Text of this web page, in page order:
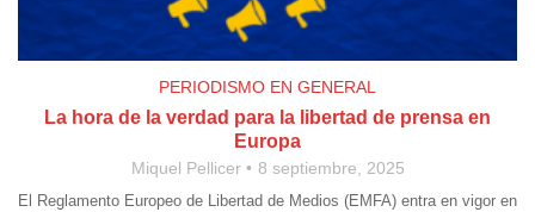
PERIODISMO EN GENERAL
La hora de la verdad para la libertad de prensa en
Europa
Miquel Pellicer 8 septiembre, 2025
El Reglamento Europeo de Libertad de Medios (EMFA) entra en vigor en